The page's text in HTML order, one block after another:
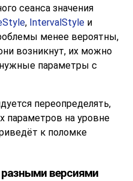
сеанса значения
, IntervalStyle и
менее вероятны,
возникнут, их можно
нужные параметры с
переопределять,
параметров на уровне
к поломке
разными версиями